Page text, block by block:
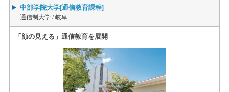
中部学院大学[通信教育課程]
通信制大学 /岐阜
「顔の見える」通信教育を展開